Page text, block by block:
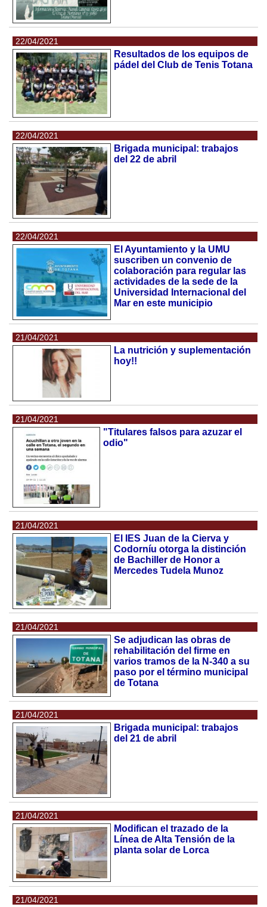
22/04/2021
Resultados de los equipos de
pádel del Club de Tenis Totana
22/04/2021
Brigada municipal: trabajos
del 22 de abril
22/04/2021
El Ayuntamiento y la UMU
suscriben un convenio de
colaboración para regular las
actividades de la sede de la
Universidad Internacional del
Mar en este municipio
21/04/2021
La nutrición y suplementación
hoy!!
21/04/2021
"Titulares falsos para azuzar el
odio"
21/04/2021
El IES Juan de la Cierva y
Codorníu otorga la distinción
de Bachiller de Honor a
Mercedes Tudela Munoz
21/04/2021
Se adjudican las obras de
rehabilitación del firme en
varios tramos de la N-340 a su
paso por el término municipal
de Totana
21/04/2021
Brigada municipal: trabajos
del 21 de abril
21/04/2021
Modifican el trazado de la
Línea de Alta Tensión de la
planta solar de Lorca
21/04/2021